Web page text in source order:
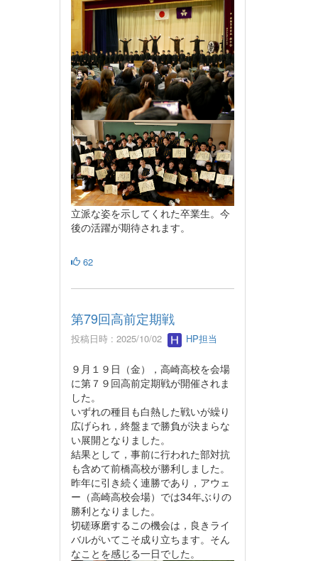
立派な姿を示してくれた卒業生。今
後の活躍が期待されます。
62
第79回高前定期戦
投稿日時 : 2025/10/02 HP担当
９月１９日（金），高崎高校を会場
に第７９回高前定期戦が開催されま
した。
いずれの種目も白熱した戦いが繰り
広げられ，終盤まで勝負が決まらな
い展開となりました。
結果として，事前に行われた部対抗
も含めて前橋高校が勝利しました。
昨年に引き続く連勝であり，アウェ
ー（高崎高校会場）では34年ぶりの
勝利となりました。
切磋琢磨するこの機会は，良きライ
バルがいてこそ成り立ちます。そん
なことを感じる一日でした。